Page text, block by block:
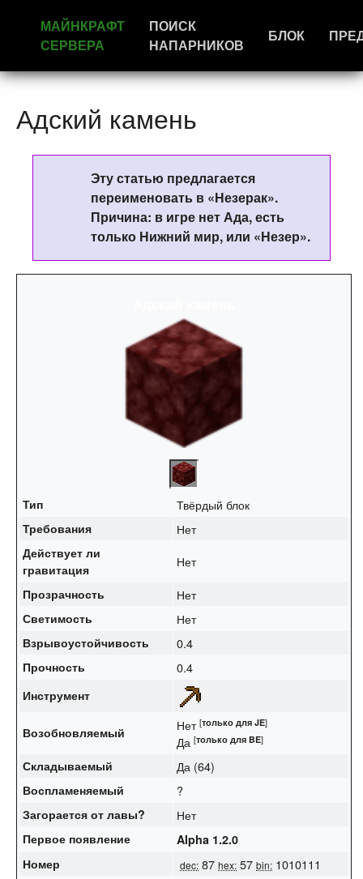
МАЙНКРАФТ
СЕРВЕРА
ПОИСК
НАПАРНИКОВ
БЛОК
Адский камень
Эту статью предлагается
переименовать в «Незерак».
Причина: в игре нет Ада, есть
только Нижний мир, или «Незер».
Тип Твёрдый блок
Требования Нет
Действует ли
гравитация
Нет
Прозрачность Нет
Светимость Нет
Взрывоустойчивость 0.4
Прочность 0.4
Инструмент
Возобновляемый Нет ‌ [только для JE]
Да ‌ [только для BE]
Складываемый Да (64)
Воспламеняемый ?
Загорается от лавы? Нет
Первое появление
Alpha 1.2.0
Номер
dec: 87 hex: 57 bin: 1010111